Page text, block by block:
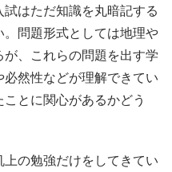
はただ知識を丸暗記する
問題形式としては地理や
、これらの問題を出す学
然性などが理解できてい
とに関心があるかどう
の勉強だけをしてきてい